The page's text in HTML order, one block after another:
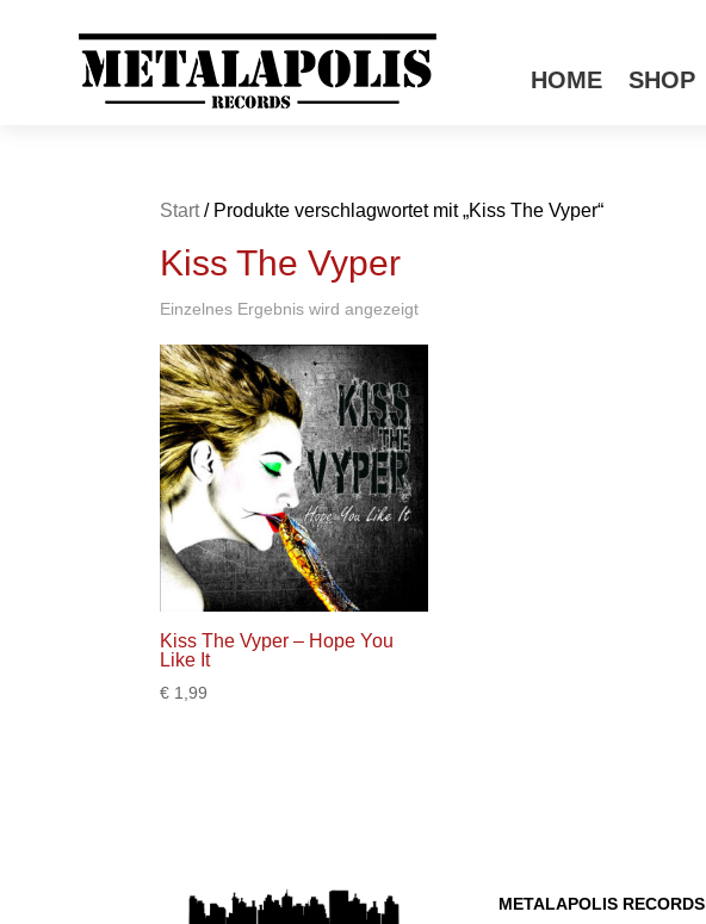
HOME SHOP
Start/ Produkte verschlagwortet mit „Kiss The Vyper“
Kiss The Vyper
Einzelnes Ergebnis wird angezeigt
Kiss The Vyper – Hope You
Like It
€ 1,99
METALAPOLIS RECORDS